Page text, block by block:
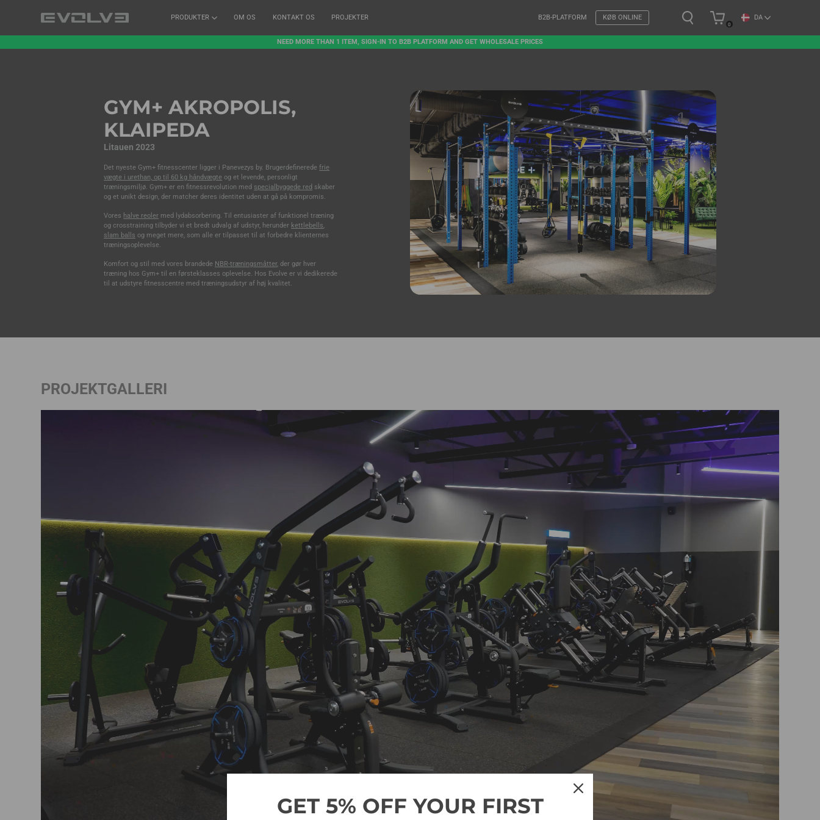
PRODUKTER OM OS KONTAKT OS PROJEKTER B2B-PLATFORM KØB ONLINE
0
DA
NEED MORE THAN 1 ITEM, SIGN-IN TO B2B PLATFORM AND GET WHOLESALE PRICES
GYM+ AKROPOLIS,
KLAIPEDA
Litauen 2023
Det nyeste Gym+ fitnesscenter ligger i Panevezys by. Brugerdefineredefrie
vægte i urethan, op til 60 kg håndvægte og et levende, personligt
træningsmiljø. Gym+ er en fitnessrevolution med specialbyggede red skaber
og et unikt design, der matcher deres identitet uden at gå på kompromis.
Vores halve reoler med lydabsorbering. Til entusiaster af funktionel træning
og crosstraining tilbyder vi et bredt udvalg af udstyr, herunder kettlebells,
slam balls og meget mere, som alle er tilpasset til at forbedre klienternes
træningsoplevelse.
Komfort og stil med vores brandede NBR-træningsmåtter, der gør hver
træning hos Gym+ til en førsteklasses oplevelse. Hos Evolve er vi dedikerede
til at udstyre fitnesscentre med træningsudstyr af høj kvalitet.
PROJEKTGALLERI
GET 5% OFF YOUR FIRST